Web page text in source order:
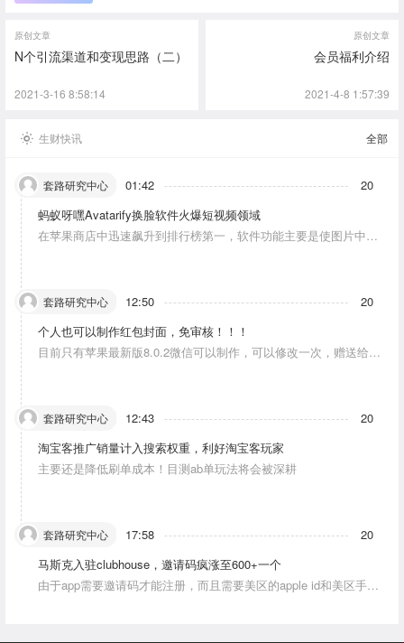
原创文章
N个引流渠道和变现思路（二）
2021-3-16 8:58:14
原创文章
会员福利介绍
2021-4-8 1:57:39
生财快讯 全部
套路研究中心 01:42
20
蚂蚁呀嘿Avatarify换脸软件火爆短视频领域
在苹果商店中迅速飙升到排行榜第一，软件功能主要是使图片中的
套路研究中心 12:50
20
个人也可以制作红包封面，免审核！！！
目前只有苹果最新版8.0.2微信可以制作，可以修改一次，赠送给10
套路研究中心 12:43
20
淘宝客推广销量计入搜索权重，利好淘宝客玩家
主要还是降低刷单成本！目测ab单玩法将会被深耕
套路研究中心 17:58
20
马斯克入驻clubhouse，邀请码疯涨至600+一个
由于app需要邀请码才能注册，而且需要美区的apple id和美区手机